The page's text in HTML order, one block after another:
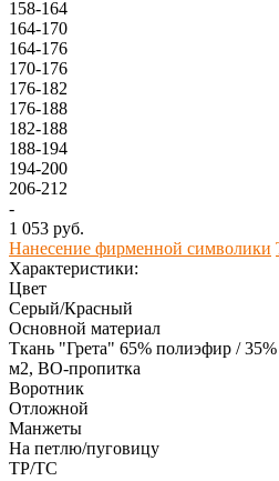
158-164
164-170
164-176
170-176
176-182
176-188
182-188
188-194
194-200
206-212
-
1 053 руб.
Нанесение фирменной символики
Характеристики:
Цвет
Серый/Красный
Основной материал
Ткань "Грета" 65% полиэфир /
м2, ВО-пропитка
Воротник
Отложной
Манжеты
На петлю/пуговицу
ТР/ТС